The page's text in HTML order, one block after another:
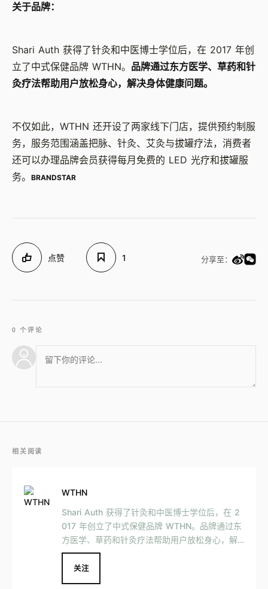
关于品牌：
Shari Auth 获得了针灸和中医博士学位后，在 2017 年创
立了中式保健品牌 WTHN。 品牌通过东方医学、草药和针
灸疗法帮助用户放松身心，解决身体健康问题。
不仅如此，WTHN 还开设了两家线下门店，提供预约制服
务，服务范围涵盖把脉、针灸、艾灸与拔罐疗法，消费者
还可以办理品牌会员获得每月免费的 LED 光疗和拔罐服
务。
BRANDSTAR
点赞 1 分享至：
0 个评论
相关阅读
WTHN
Shari Auth 获得了针灸和中医博士学位后，在 2
017 年创立了中式保健品牌 WTHN。品牌通过东
方医学、草药和针灸疗法帮助用户放松身心，解
决身体健康问题。 不仅如此，WTHN 还开设了两
家线下门店，提供预约制服务，服务范围涵盖把
脉、针灸、艾灸与拔罐疗法，消费者还可以办理
关注